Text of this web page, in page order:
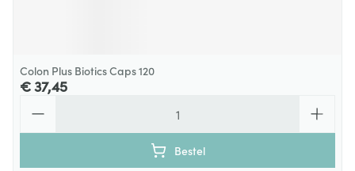
Colon Plus Biotics Caps 120
€ 37,45
Bestel